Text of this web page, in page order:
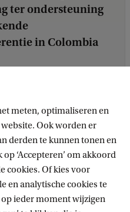
ter ondersteuning
in Colombia
12
van
van de UvA een
op om
te activeren
meten, optimaliseren en
Ook worden er
derden te kunnen tonen en
‘Accepteren’ om akkoord
cookies. Of kies voor
en analytische cookies te
ieder moment wijzigen